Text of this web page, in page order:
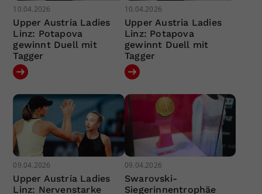
10.04.2026
Upper Austria Ladies
Linz: Potapova
gewinnt Duell mit
Tagger
10.04.2026
Upper Austria Ladies
Linz: Potapova
gewinnt Duell mit
Tagger
09.04.2026
Upper Austria Ladies
Linz: Nervenstarke
09.04.2026
Swarovski-
Siegerinnentrophäe